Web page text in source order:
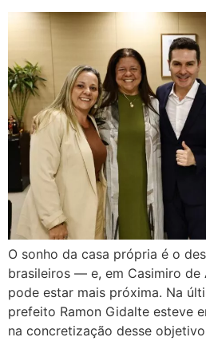
O sonho da casa própria é o
brasileiros — e, em Casimiro de
pode estar mais próxima. Na
prefeito Ramon Gidalte esteve
na concretização desse